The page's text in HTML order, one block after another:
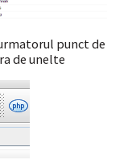
punct de
de unelte